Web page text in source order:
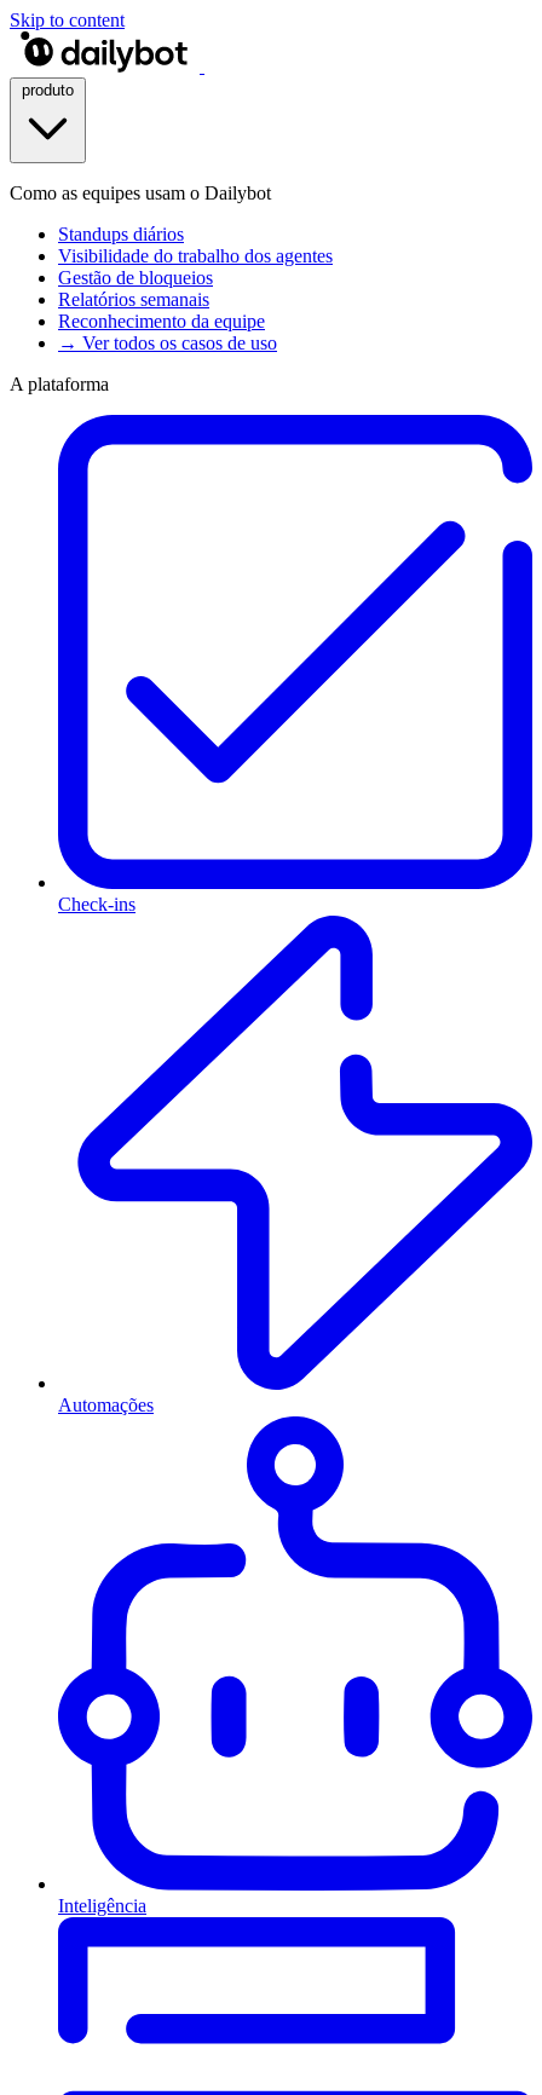
Skip to content
Como as equipes usam o Dailybot
Standups diários
Visibilidade do trabalho dos agentes
Gestão de bloqueios
Relatórios semanais
Reconhecimento da equipe
→ Ver todos os casos de uso
A plataforma
Check-ins
Automações
Inteligência